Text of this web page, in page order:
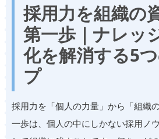
採用力を組織の
第一歩｜ナレッ
化を解消する5
プ
採用力を「個人の力量」から「組織
一歩は、個人の中にしかない採用ノ